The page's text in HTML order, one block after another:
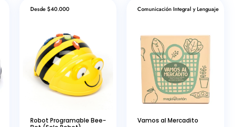
Desde $40.000
Robot Programable Bee-
Comunicación Integral y Lenguaje
Vamos al Mercadito